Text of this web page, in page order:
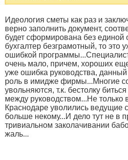
Идеология сметы как раз и
верно заполнить документ,
будет сформирована без единой
бухгалтер безграмотный, то это
ошибкой
очень мало, причем, хороших
уже ошибка руководства,
роль в имидже фирмы...Многие
увольняются, т.к. бестолку
между руководством...Не
Краснодаре уволились ведущие
больше некому...И дело тут не в
тривиальном заколачивании
жаль...